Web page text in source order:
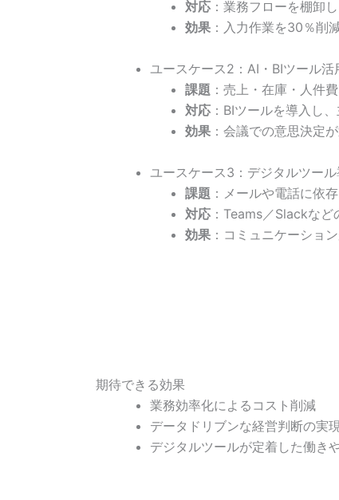
対応 ：業務フローを棚卸
効果 ：入力作業を30％削
ユースケース2：AI・BIツール
課題 ：売上・在庫・人件
対応 ：BIツールを導入し
効果 ：会議での意思決定
ユースケース3：デジタルツー
課題 ：メールや電話に依
対応 ：Teams／Slackな
効果 ：コミュニケーショ
期待できる効果
業務効率化によるコスト削減
データドリブンな経営判断の実現
デジタルツールが定着した働き